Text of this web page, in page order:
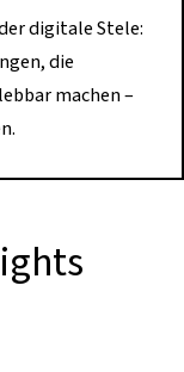
digitale Stele:
die
machen –